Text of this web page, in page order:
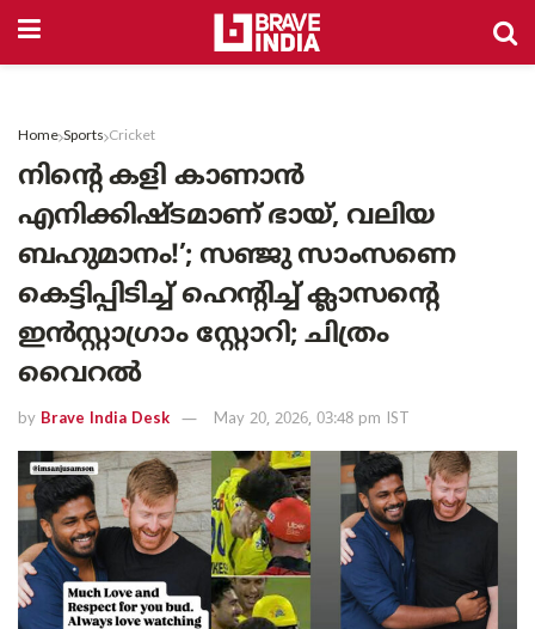
Home Sports Cricket
നിന്റെ കളി കാണാൻ
എനിക്കിഷ്ടമാണ് ഭായ്, വലിയ
ബഹുമാനം!’; സഞ്ജു സാംസണെ
കെട്ടിപ്പിടിച്ച് ഹെന്റിച്ച് ക്ലാസന്റെ
ഇൻസ്റ്റാഗ്രാം സ്റ്റോറി; ചിത്രം
വൈറൽ
by Brave India Desk May 20, 2026, 03:48 pm IST